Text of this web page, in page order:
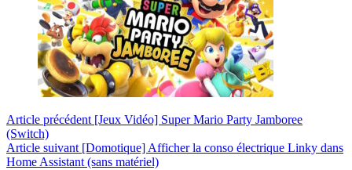
Article précédent [Jeux Vidéo] Super Mario Party Jamboree
(Switch)
Article suivant [Domotique] Afficher la conso électrique Linky dans
Home Assistant (sans matériel)